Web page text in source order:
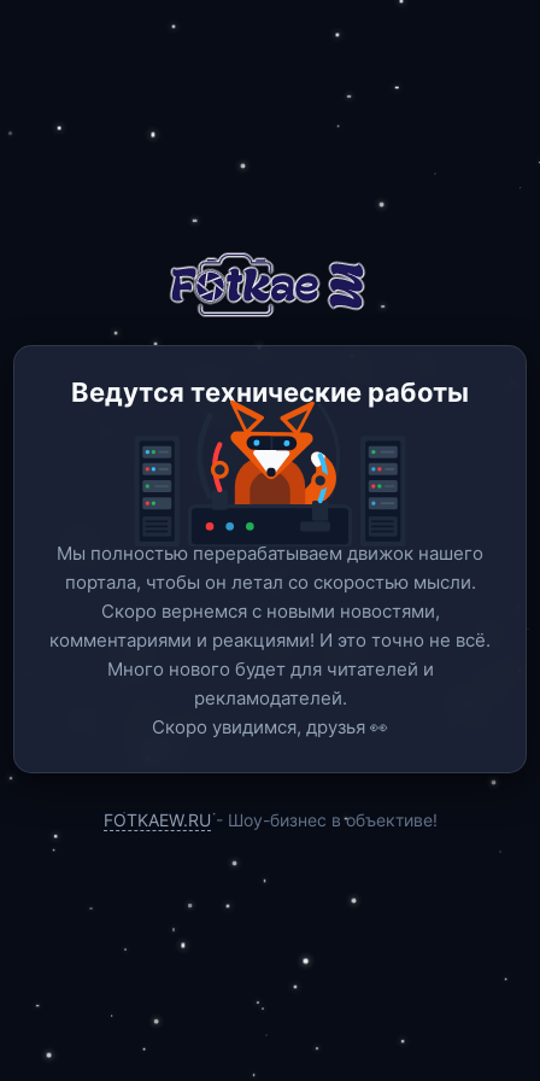
Ведутся технические работы
Мы полностью перерабатываем движок нашего
портала, чтобы он летал со скоростью мысли.
Скоро вернемся c новыми новостями,
комментариями и реакциями! И это точно не всё.
Много нового будет для читателей и
рекламодателей.
Скоро увидимся, друзья 👀
FOTKAEW.RU- Шоу-бизнес в объективе!